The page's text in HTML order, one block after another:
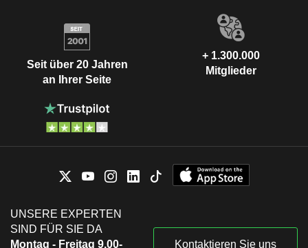
Seit über 20 Jahren
an Ihrer Seite
+ 1.300.000
Mitglieder
UNSERE EXPERTEN
SIND FÜR SIE DA
Montag - Freitag 9.00-
Kontaktieren Sie uns